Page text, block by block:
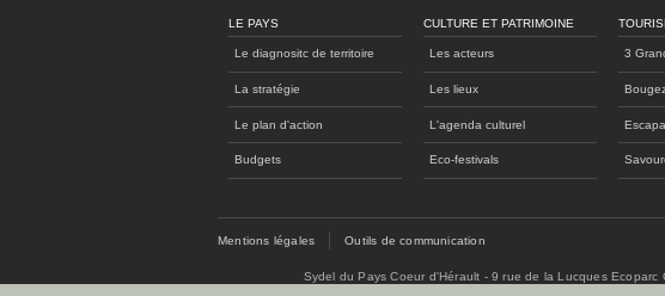
LE PAYS
Le diagnositc de territoire
La stratégie
Le plan d'action
Budgets
CULTURE ET PATRIMOINE
Les acteurs
Les lieux
L'agenda culturel
Eco-festivals
3
Mentions légales Outils de communication
Sydel du Pays Coeur d'Hérault - 9 rue de la Lucques